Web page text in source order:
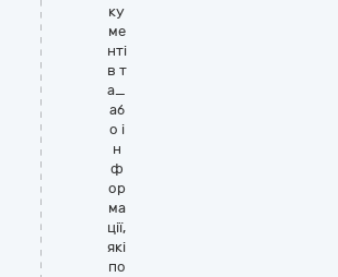
ку
ме
нті
в т
а_
аб
о і
н
ф
ор
ма
ції,
які
по